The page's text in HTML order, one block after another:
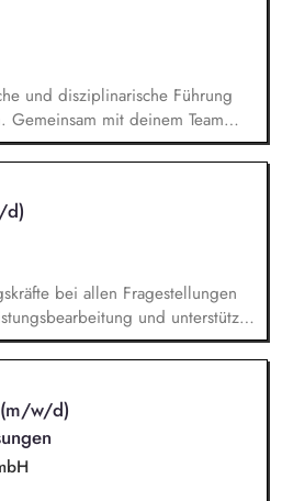
eines Maßnahmenkatalogs mit
von Umsetzungsstrategien.
als Querschnittsaufgabe in
und Strukturen.
und disziplinarische Führung
Gemeinsam mit deinem Team
relevante KPIs im Blick und stellst
führst regelmäßige
und Mitarbeitergespräche
Weiterentwicklung deiner
und optimierst die
und entwickelst Prozesse
Situationen führst
und Deeskalationsgespräche und
d)
bei allen Fragestellungen
und unterstützt
übernimmst du die
Analyse, Weiterentwicklung und
Mit
identifizierst du
in unseren Prozessen und setzt
um. Darüber hinaus planst,
unserer Tools zur
w/d)